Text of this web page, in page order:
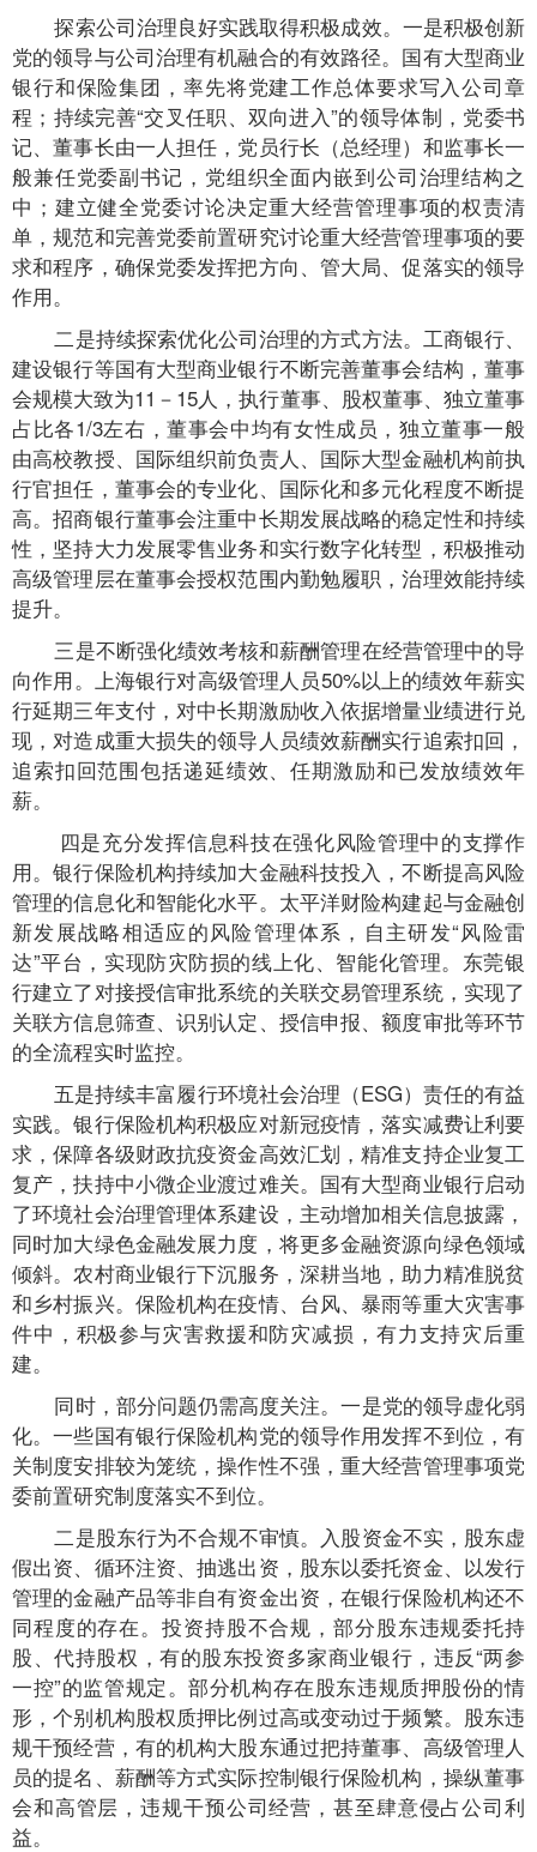
探索公司治理良好实践取得积极成效。一是积极创新
党的领导与公司治理有机融合的有效路径。国有大型商业
银行和保险集团，率先将党建工作总体要求写入公司章
程；持续完善“交叉任职、双向进入”的领导体制，党委书
记、董事长由一人担任，党员行长（总经理）和监事长一
般兼任党委副书记，党组织全面内嵌到公司治理结构之
中；建立健全党委讨论决定重大经营管理事项的权责清
单，规范和完善党委前置研究讨论重大经营管理事项的要
求和程序，确保党委发挥把方向、管大局、促落实的领导
作用。
二是持续探索优化公司治理的方式方法。工商银行、
建设银行等国有大型商业银行不断完善董事会结构，董事
会规模大致为11－15人，执行董事、股权董事、独立董事
占比各1/3左右，董事会中均有女性成员，独立董事一般
由高校教授、国际组织前负责人、国际大型金融机构前执
行官担任，董事会的专业化、国际化和多元化程度不断提
高。招商银行董事会注重中长期发展战略的稳定性和持续
性，坚持大力发展零售业务和实行数字化转型，积极推动
高级管理层在董事会授权范围内勤勉履职，治理效能持续
提升。
三是不断强化绩效考核和薪酬管理在经营管理中的导
向作用。上海银行对高级管理人员50%以上的绩效年薪实
行延期三年支付，对中长期激励收入依据增量业绩进行兑
现，对造成重大损失的领导人员绩效薪酬实行追索扣回，
追索扣回范围包括递延绩效、任期激励和已发放绩效年
薪。
四是充分发挥信息科技在强化风险管理中的支撑作
用。银行保险机构持续加大金融科技投入，不断提高风险
管理的信息化和智能化水平。太平洋财险构建起与金融创
新发展战略相适应的风险管理体系，自主研发“风险雷
达”平台，实现防灾防损的线上化、智能化管理。东莞银
行建立了对接授信审批系统的关联交易管理系统，实现了
关联方信息筛查、识别认定、授信申报、额度审批等环节
的全流程实时监控。
五是持续丰富履行环境社会治理（ESG）责任的有益
实践。银行保险机构积极应对新冠疫情，落实减费让利要
求，保障各级财政抗疫资金高效汇划，精准支持企业复工
复产，扶持中小微企业渡过难关。国有大型商业银行启动
了环境社会治理管理体系建设，主动增加相关信息披露，
同时加大绿色金融发展力度，将更多金融资源向绿色领域
倾斜。农村商业银行下沉服务，深耕当地，助力精准脱贫
和乡村振兴。保险机构在疫情、台风、暴雨等重大灾害事
件中，积极参与灾害救援和防灾减损，有力支持灾后重
建。
同时，部分问题仍需高度关注。一是党的领导虚化弱
化。一些国有银行保险机构党的领导作用发挥不到位，有
关制度安排较为笼统，操作性不强，重大经营管理事项党
委前置研究制度落实不到位。
二是股东行为不合规不审慎。入股资金不实，股东虚
假出资、循环注资、抽逃出资，股东以委托资金、以发行
管理的金融产品等非自有资金出资，在银行保险机构还不
同程度的存在。投资持股不合规，部分股东违规委托持
股、代持股权，有的股东投资多家商业银行，违反“两参
一控”的监管规定。部分机构存在股东违规质押股份的情
形，个别机构股权质押比例过高或变动过于频繁。股东违
规干预经营，有的机构大股东通过把持董事、高级管理人
员的提名、薪酬等方式实际控制银行保险机构，操纵董事
会和高管层，违规干预公司经营，甚至肆意侵占公司利
益。